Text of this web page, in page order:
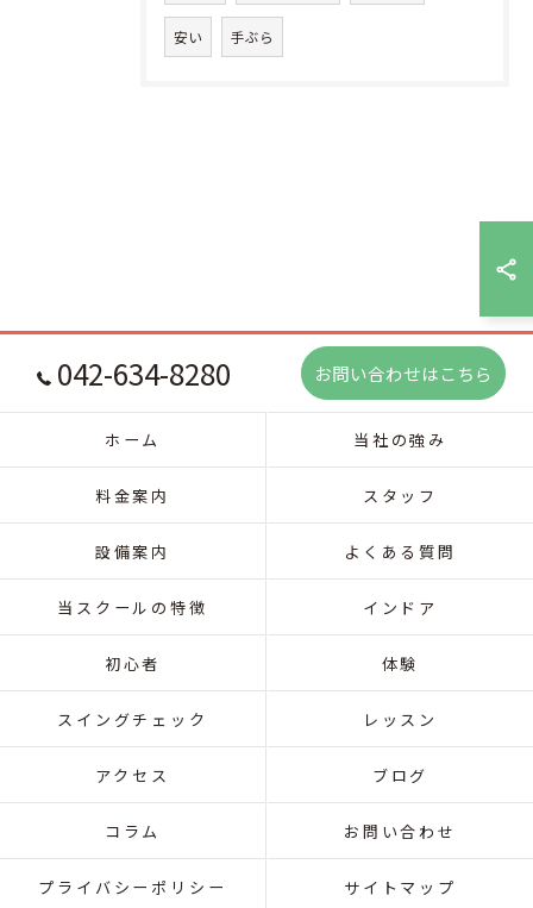
安い 手ぶら
042-634-8280 お問い合わせはこちら
ホーム 当社の強み
料金案内 スタッフ
設備案内 よくある質問
当スクールの特徴 インドア
初心者 体験
スイングチェック レッスン
アクセス ブログ
コラム お問い合わせ
プライバシーポリシー サイトマップ